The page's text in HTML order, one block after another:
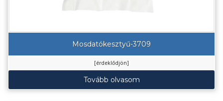
Mosdatókesztyű-3709
[érdeklődjön]
Tovább olvasom